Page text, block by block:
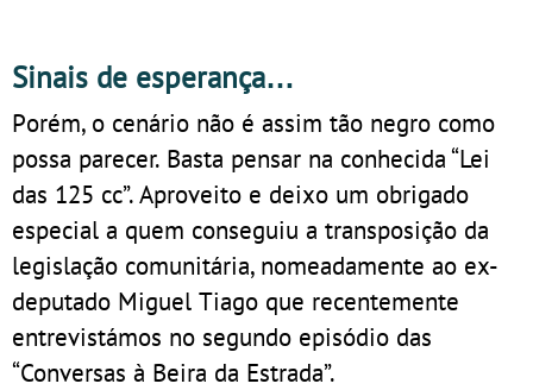
Sinais de esperança…
Porém, o cenário não é assim tão negro como
possa parecer. Basta pensar na conhecida “Lei
das 125 cc”. Aproveito e deixo um obrigado
especial a quem conseguiu a transposição da
legislação comunitária, nomeadamente ao ex-
deputado Miguel Tiago que recentemente
entrevistámos no segundo episódio das
“Conversas à Beira da Estrada”.